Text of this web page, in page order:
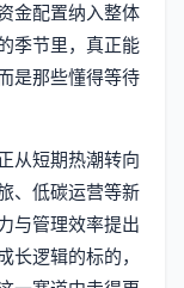
金配置纳入整体
季节里，真正能
是那些懂得等待
从短期热潮转向
、低碳运营等新
与管理效率提出
长逻辑的标的，